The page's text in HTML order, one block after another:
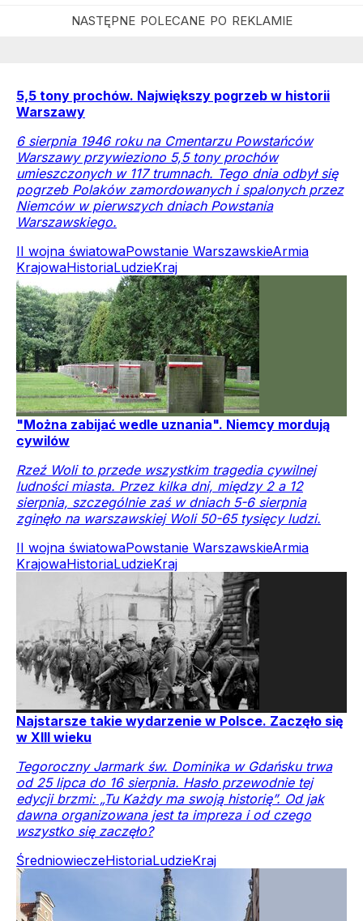
5,5 tony prochów. Największy pogrzeb w historii
Warszawy
6 sierpnia 1946 roku na Cmentarzu Powstańców
Warszawy przywieziono 5,5 tony prochów
umieszczonych w 117 trumnach. Tego dnia odbył się
pogrzeb Polaków zamordowanych i spalonych przez
Niemców w pierwszych dniach Powstania
Warszawskiego.
II wojna światowaPowstanie WarszawskieArmia
KrajowaHistoriaLudzieKraj
"Można zabijać wedle uznania". Niemcy mordują
cywilów
Rzeź Woli to przede wszystkim tragedia cywilnej
ludności miasta. Przez kilka dni, między 2 a 12
sierpnia, szczególnie zaś w dniach 5-6 sierpnia
zginęło na warszawskiej Woli 50-65 tysięcy ludzi.
II wojna światowaPowstanie WarszawskieArmia
KrajowaHistoriaLudzieKraj
Najstarsze takie wydarzenie w Polsce. Zaczęło się
w XIII wieku
Tegoroczny Jarmark św. Dominika w Gdańsku trwa
od 25 lipca do 16 sierpnia. Hasło przewodnie tej
edycji brzmi: „Tu Każdy ma swoją historię”. Od jak
dawna organizowana jest ta impreza i od czego
wszystko się zaczęło?
ŚredniowieczeHistoriaLudzieKraj